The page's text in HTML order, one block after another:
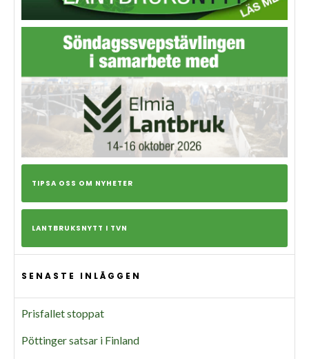
TIPSA OSS OM NYHETER
LANTBRUKSNYTT I TVN
SENASTE INLÄGGEN
Prisfallet stoppat
Pöttinger satsar i Finland